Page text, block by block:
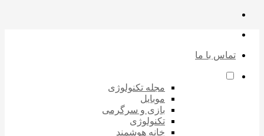
تماس با ما
مجله تکنولوژی
موبایل
بازی و سرگرمی
تکنولوژی
خانه هوشمند